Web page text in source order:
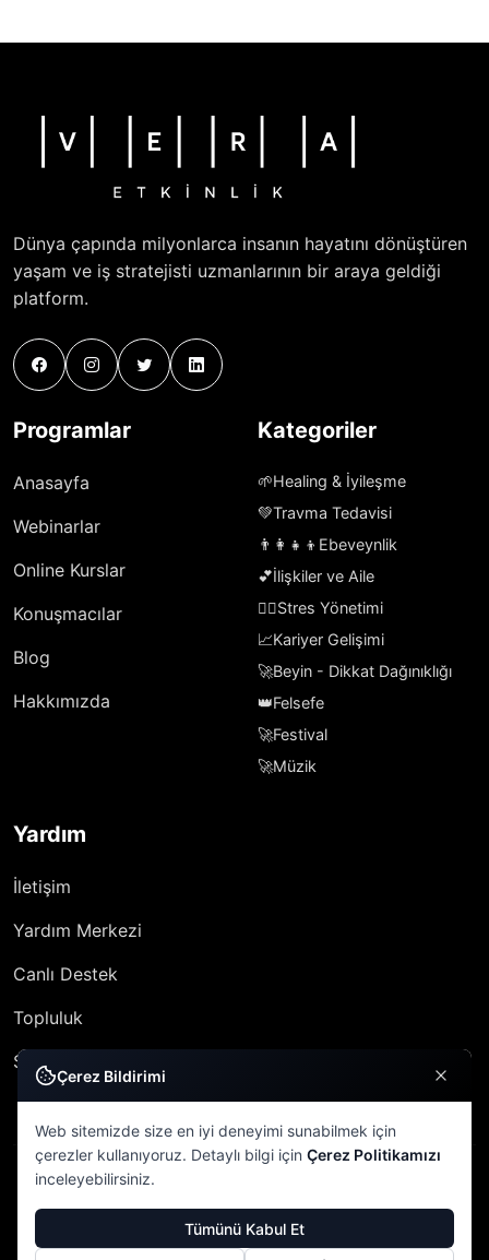
Dünya çapında milyonlarca insanın hayatını dönüştüren
yaşam ve iş stratejisti uzmanlarının bir araya geldiği
platform.
Programlar
Anasayfa
Webinarlar
Online Kurslar
Konuşmacılar
Blog
Hakkımızda
Kategoriler
🌱Healing & İyileşme
💚Travma Tedavisi
👨‍👩‍👧‍👦 Ebeveynlik
💕İlişkiler ve Aile
🧘‍♀️Stres Yönetimi
📈Kariyer Gelişimi
🚀Beyin - Dikkat Dağınıklığı
👑Felsefe
🚀Festival
🚀Müzik
Yardım
İletişim
Yardım Merkezi
Canlı Destek
Topluluk
SSS
© 2026 VERA ETKİNLİK
Çerez Bildirimi
Web sitemizde size en iyi deneyimi sunabilmek için
çerezler kullanıyoruz. Detaylı bilgi için Çerez Politikamızı
inceleyebilirsiniz.
Tümünü Kabul Et